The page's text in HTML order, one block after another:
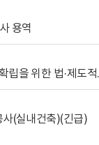
용역
[위탁연구]
(실내건축)(긴급)